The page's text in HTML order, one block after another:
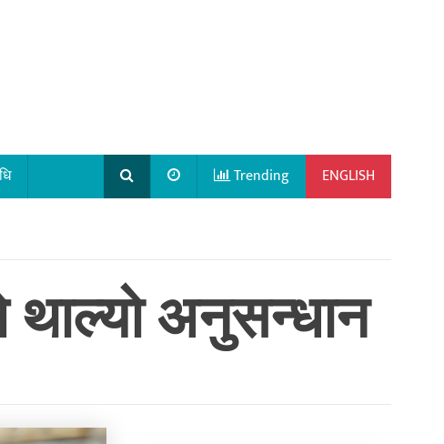
Trending ENGLISH
थाल्यो अनुसन्धान